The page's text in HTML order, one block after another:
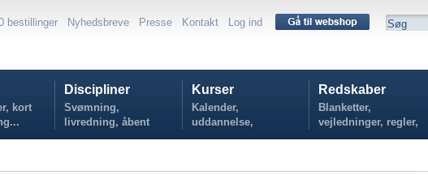
bestillinger Nyhedsbreve Presse Kontakt Log ind
kort
Discipliner
Svømning,
livredning, åbent
vand...
Kurser
Kalender,
uddannelse,
tilmelding...
Redskaber
Blanketter,
vejledninger, regler,
politikker...